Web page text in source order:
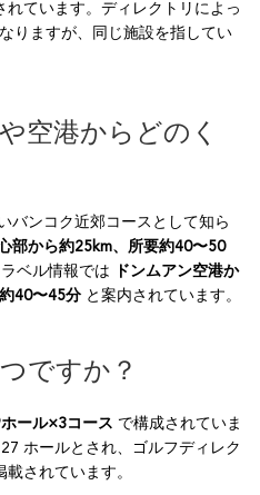
れています。ディレクトリによっ
りますが、同じ施設を指してい
空港からどのく
バンコク近郊コースとして知ら
部から約25km、所要約40〜50
ベル情報では
ドンムアン空港か
40〜45分 と案内されています。
ですか？
ール×3コース で構成されていま
ホールとされ、ゴルフディレク
されています。